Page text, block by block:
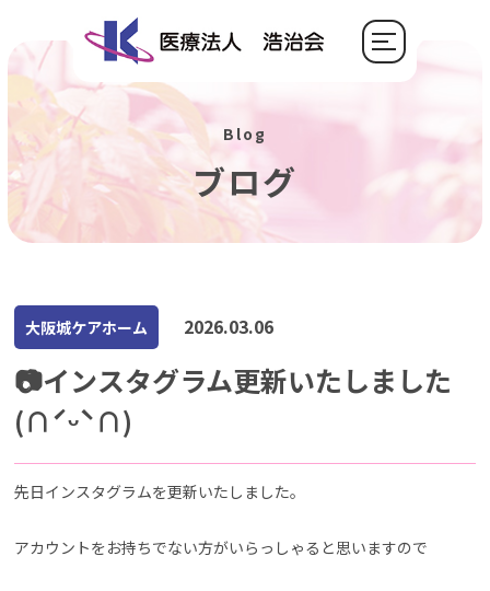
Blog
ブログ
大阪城ケアホーム 2026.03.06
📷インスタグラム更新いたしました
(∩ˊᵕˋ∩)
先日インスタグラムを更新いたしました。
アカウントをお持ちでない方がいらっしゃると思いますので